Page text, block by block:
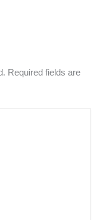
Required fields are